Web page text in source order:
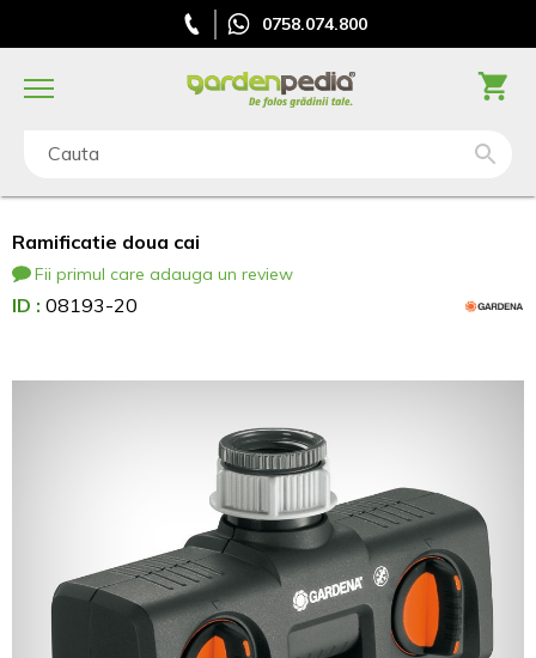
0758.074.800
Cauta
Ramificatie doua cai
Fii primul care adauga un review
ID : 08193-20